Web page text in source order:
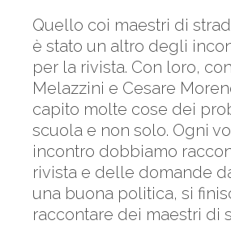
Quello coi maestri di
è stato un altro degli
per la rivista. Con loro,
Melazzini e Cesare
capito molte cose dei
scuola e non solo. Ogni
incontro dobbiamo
rivista e delle domande
una buona politica, si
raccontare dei maestri di